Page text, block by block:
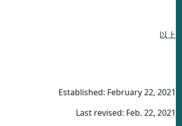
以上
Established: February 22, 2021
Last revised: Feb. 22, 2021